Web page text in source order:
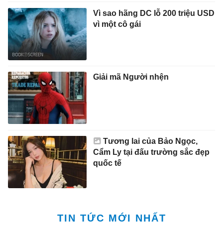
Vì sao hãng DC lỗ 200 triệu USD
vì một cô gái
Giải mã Người nhện
Tương lai của Bảo Ngọc,
Cẩm Ly tại đấu trường sắc đẹp
quốc tế
TIN TỨC MỚI NHẤT